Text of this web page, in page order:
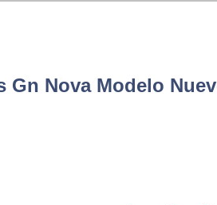
Gn Nova Modelo